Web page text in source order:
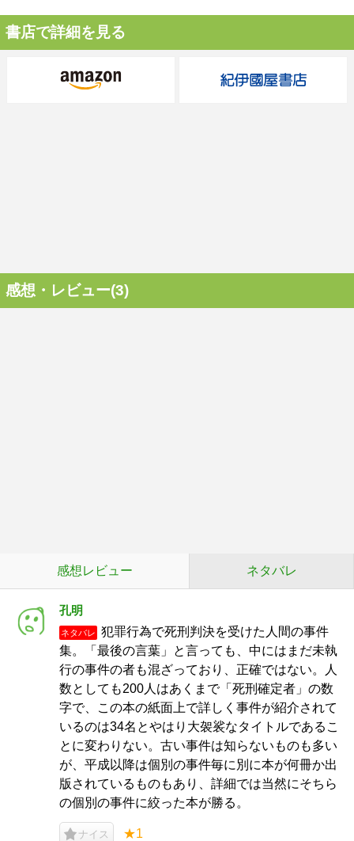
書店で詳細を見る
感想・レビュー(3)
感想レビュー ネタバレ
孔明
ネタバレ
犯罪行為で死刑判決を受けた人間の事件
集。「最後の言葉」と言っても、中にはまだ未執
行の事件の者も混ざっており、正確ではない。人
数としても200人はあくまで「死刑確定者」の数
字で、この本の紙面上で詳しく事件が紹介されて
いるのは34名とやはり大袈裟なタイトルであるこ
とに変わりない。古い事件は知らないものも多い
が、平成以降は個別の事件毎に別に本が何冊か出
版されているものもあり、詳細では当然にそちら
の個別の事件に絞った本が勝る。
ナイス ★1